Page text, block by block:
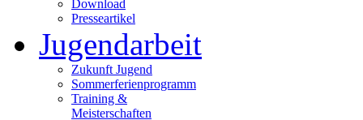
Download
Presseartikel
Jugendarbeit
Zukunft Jugend
Sommerferienprogramm
Training &
Meisterschaften